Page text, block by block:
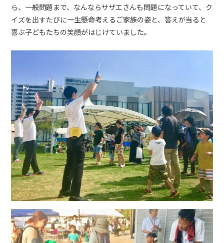
ら、一般問題まで、なんならサザエさんも問題になっていて、ク
イズを出すたびに一生懸命考えるご家族の姿と、答えが当ると
喜ぶ子どもたちの笑顔がはじけていました。